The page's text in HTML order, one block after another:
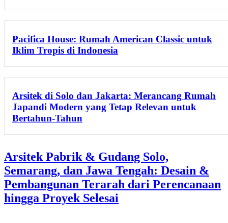
Pacifica House: Rumah American Classic untuk
Iklim Tropis di Indonesia
Arsitek di Solo dan Jakarta: Merancang Rumah
Japandi Modern yang Tetap Relevan untuk
Bertahun-Tahun
Arsitek Pabrik & Gudang Solo,
Semarang, dan Jawa Tengah: Desain &
Pembangunan Terarah dari Perencanaan
hingga Proyek Selesai